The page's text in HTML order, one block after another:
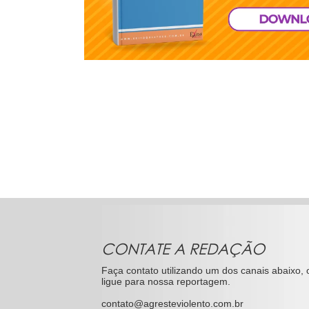
CONTATE A REDAÇÃO
Faça contato utilizando um dos canais abaixo,
ligue para nossa reportagem.
contato@agresteviolento.com.br